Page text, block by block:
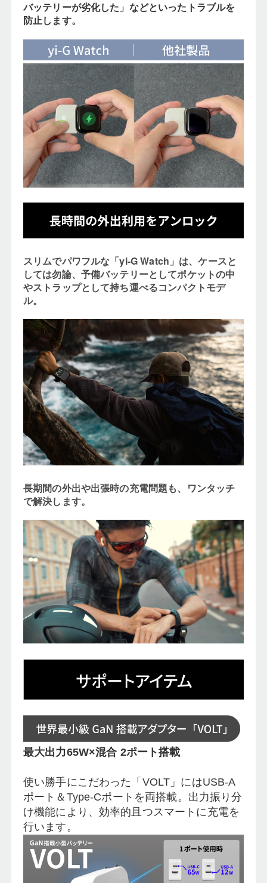
バッテリーが劣化した」などといったトラブルを
防止します。
スリムでパワフルな「yi-G Watch」は、ケースと
しては勿論、予備バッテリーとしてポケットの中
やストラップとして持ち運べるコンパクトモデ
ル。
長期間の外出や出張時の充電問題も、ワンタッチ
で解決します。
最大出力65W×混合 2ポート搭載
使い勝手にこだわった「VOLT」にはUSB-A
ポート＆Type-Cポートを両搭載。出力振り分
け機能により、効率的且つスマートに充電を
行います。